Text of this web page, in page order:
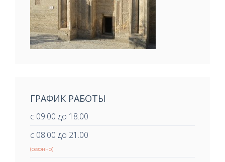
ГРАФИК РАБОТЫ
с 09.00 до 18.00
с 08.00 до 21.00
(сезонно)